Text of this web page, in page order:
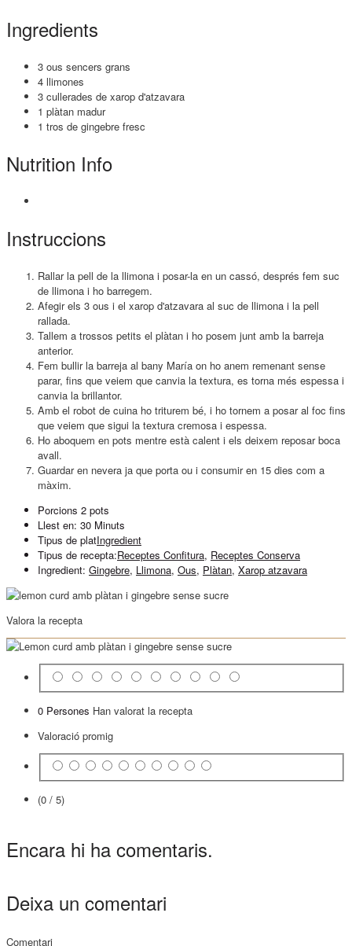
Ingredients
3 ous sencers grans
4 llimones
3 cullerades de xarop d'atzavara
1 plàtan madur
1 tros de gingebre fresc
Nutrition Info
Instruccions
Rallar la pell de la llimona i posar-la en un cassó, després fem suc
de llimona i ho barregem.
Afegir els 3 ous i el xarop d'atzavara al suc de llimona i la pell
rallada.
Tallem a trossos petits el plàtan i ho posem junt amb la barreja
anterior.
Fem bullir la barreja al bany María on ho anem remenant sense
parar, fins que veiem que canvia la textura, es torna més espessa i
canvia la brillantor.
Amb el robot de cuina ho triturem bé, i ho tornem a posar al foc fins
que veiem que sigui la textura cremosa i espessa.
Ho aboquem en pots mentre està calent i els deixem reposar boca
avall.
Guardar en nevera ja que porta ou i consumir en 15 dies com a
màxim.
Porcions 2 pots
Llest en: 30 Minuts
Tipus de platIngredient
Tipus de recepta:Receptes Confitura, Receptes Conserva
Ingredient: Gingebre, Llimona, Ous, Plàtan, Xarop atzavara
Valora la recepta
0 Persones Han valorat la recepta
Valoració promig
(0 / 5)
Encara hi ha comentaris.
Deixa un comentari
Comentari